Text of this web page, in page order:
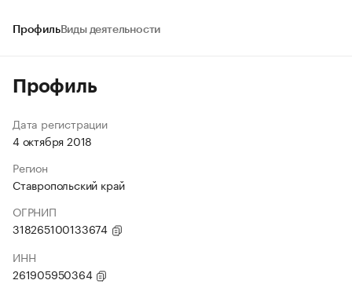
ПрофильВиды деятельности
Профиль
Дата регистрации
4 октября 2018
Регион
Ставропольский край
ОГРНИП
318265100133674
ИНН
261905950364